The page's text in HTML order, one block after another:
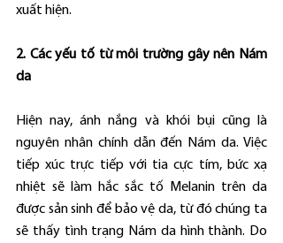
xuất hiện.
2. Các yếu tố từ môi trường gây nên Nám
da
Hiện nay, ánh nắng và khói bụi cũng là
nguyên nhân chính dẫn đến Nám da. Việc
tiếp xúc trực tiếp với tia cực tím, bức xạ
nhiệt sẽ làm hắc sắc tố Melanin trên da
được sản sinh để bảo vệ da, từ đó chúng ta
sẽ thấy tình trạng Nám da hình thành. Do